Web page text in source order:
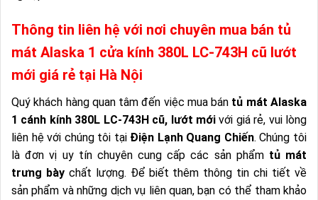
Thông tin liên hệ với nơi chuyên mua bán tủ
mát Alaska 1 cửa kính 380L LC-743H cũ lướt
mới giá rẻ tại Hà Nội
Quý khách hàng quan tâm đến việc mua bán tủ mát Alaska
1 cánh kính 380L LC-743H cũ, lướt mớivới giá rẻ, vui lòng
liên hệ với chúng tôi tại Điện Lạnh Quang Chiến. Chúng tôi
là đơn vị uy tín chuyên cung cấp các sản phẩm tủ mát
trưng bàychất lượng. Để biết thêm thông tin chi tiết về
sản phẩm và những dịch vụ liên quan, bạn có thể tham khảo